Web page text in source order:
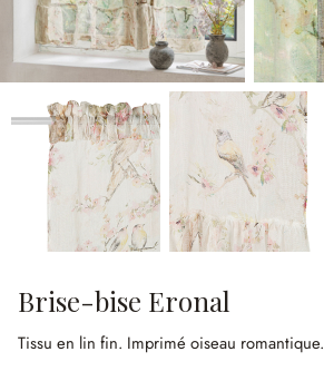
Brise-bise Eronal
Tissu en lin fin. Imprimé oiseau romantique.